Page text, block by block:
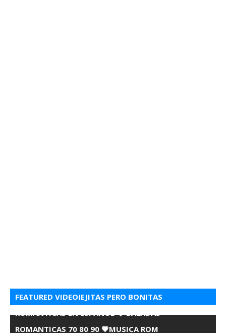
FEATURED VIDEOIEJITAS PERO BONITAS
ROMANTICAS EN ESPANOL 💘 BALADAS
ROMANTICAS 70 80 90 💗MUSICA ROM